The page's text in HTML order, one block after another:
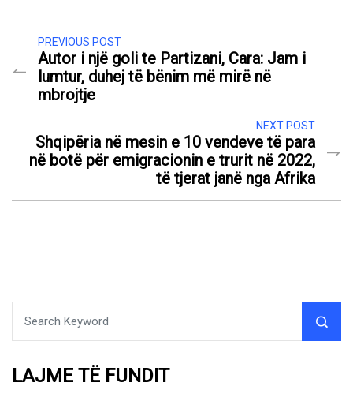
PREVIOUS POST
Autor i një goli te Partizani, Cara: Jam i
lumtur, duhej të bënim më mirë në
mbrojtje
NEXT POST
Shqipëria në mesin e 10 vendeve të para
në botë për emigracionin e trurit në 2022,
të tjerat janë nga Afrika
LAJME TË FUNDIT